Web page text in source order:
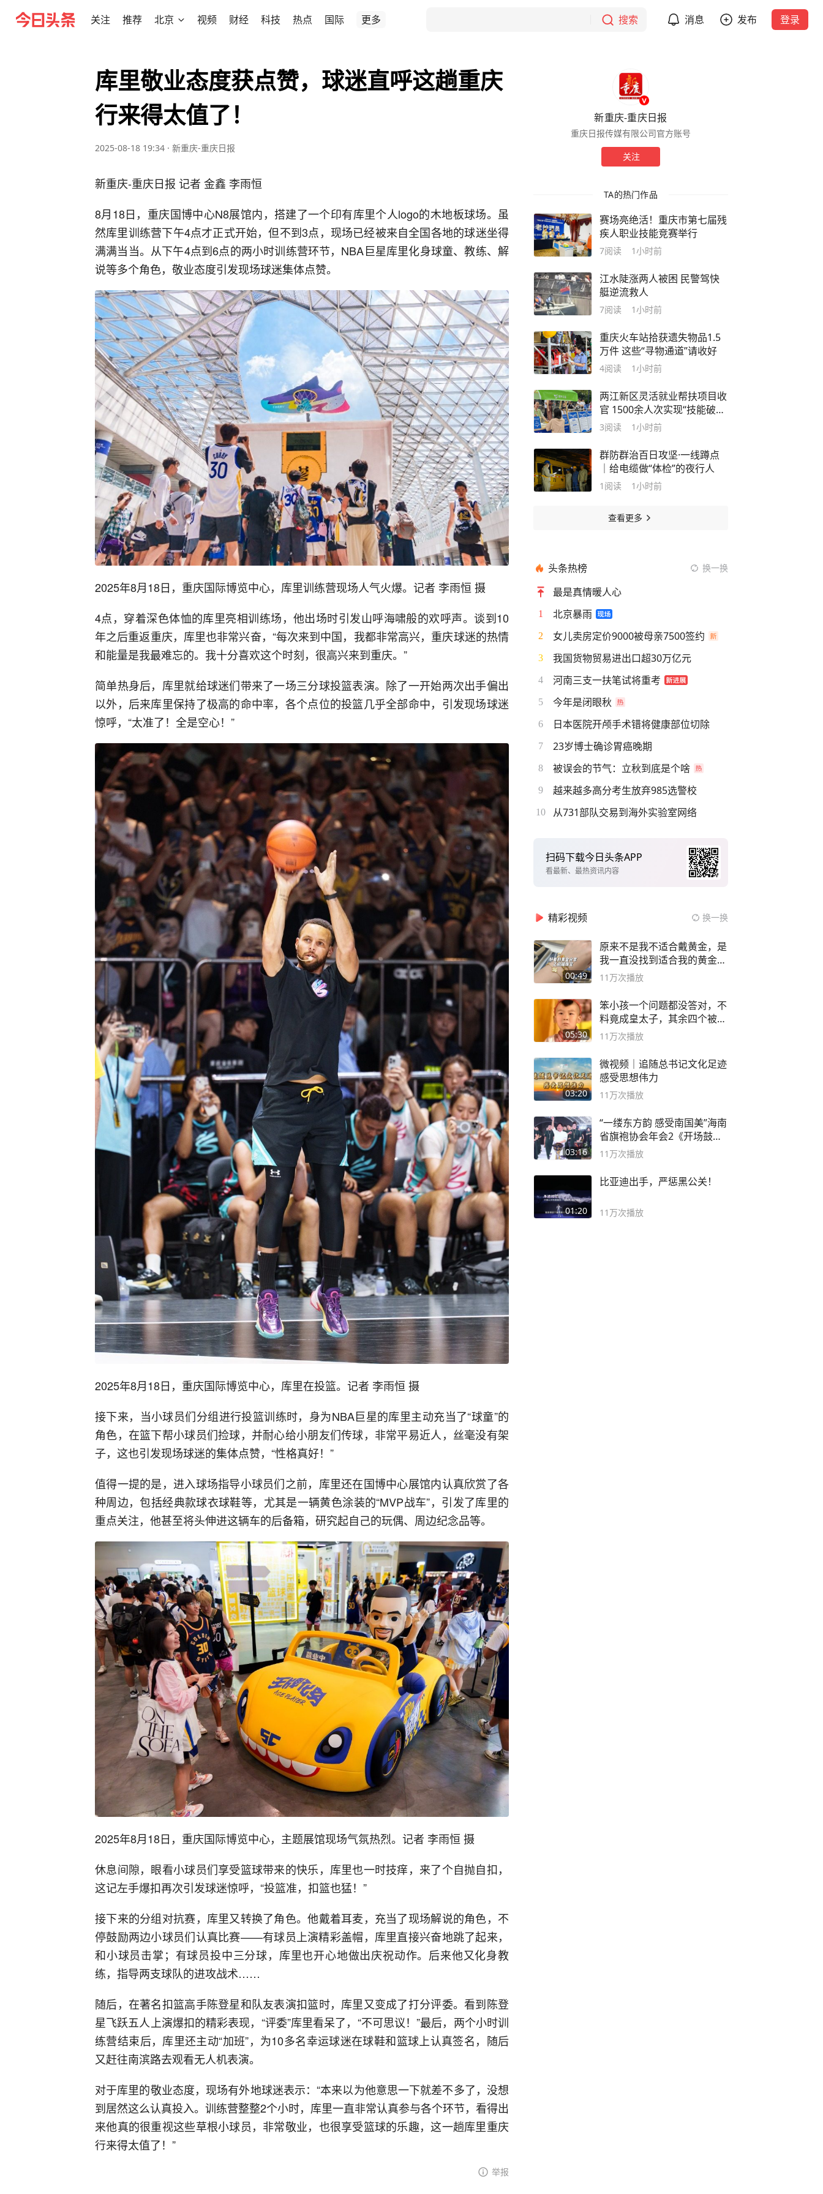
关注 推荐 北京 视频 财经 科技 热点 国际 更多 搜索 消息 发布 登录
库里敬业态度获点赞，球迷直呼这趟重庆
行来得太值了！
2025-08-18 19:34 · 新重庆-重庆日报
新重庆-重庆日报 记者 金鑫 李雨恒
8月18日，重庆国博中心N8展馆内，搭建了一个印有库里个人logo的木地板球场。虽
然库里训练营下午4点才正式开始，但不到3点，现场已经被来自全国各地的球迷坐得
满满当当。从下午4点到6点的两小时训练营环节，NBA巨星库里化身球童、教练、解
说等多个角色，敬业态度引发现场球迷集体点赞。
2025年8月18日，重庆国际博览中心，库里训练营现场人气火爆。记者 李雨恒 摄
4点，穿着深色体恤的库里亮相训练场，他出场时引发山呼海啸般的欢呼声。谈到10
年之后重返重庆，库里也非常兴奋，“每次来到中国，我都非常高兴，重庆球迷的热情
和能量是我最难忘的。我十分喜欢这个时刻，很高兴来到重庆。”
简单热身后，库里就给球迷们带来了一场三分球投篮表演。除了一开始两次出手偏出
以外，后来库里保持了极高的命中率，各个点位的投篮几乎全部命中，引发现场球迷
惊呼，“太准了！全是空心！”
2025年8月18日，重庆国际博览中心，库里在投篮。记者 李雨恒 摄
接下来，当小球员们分组进行投篮训练时，身为NBA巨星的库里主动充当了“球童”的
角色，在篮下帮小球员们捡球，并耐心给小朋友们传球，非常平易近人，丝毫没有架
子，这也引发现场球迷的集体点赞，“性格真好！”
值得一提的是，进入球场指导小球员们之前，库里还在国博中心展馆内认真欣赏了各
种周边，包括经典款球衣球鞋等，尤其是一辆黄色涂装的“MVP战车”，引发了库里的
重点关注，他甚至将头伸进这辆车的后备箱，研究起自己的玩偶、周边纪念品等。
2025年8月18日，重庆国际博览中心，主题展馆现场气氛热烈。记者 李雨恒 摄
休息间隙，眼看小球员们享受篮球带来的快乐，库里也一时技痒，来了个自抛自扣，
这记左手爆扣再次引发球迷惊呼，“投篮准，扣篮也猛！”
接下来的分组对抗赛，库里又转换了角色。他戴着耳麦，充当了现场解说的角色，不
停鼓励两边小球员们认真比赛——有球员上演精彩盖帽，库里直接兴奋地跳了起来，
和小球员击掌；有球员投中三分球，库里也开心地做出庆祝动作。后来他又化身教
练，指导两支球队的进攻战术……
随后，在著名扣篮高手陈登星和队友表演扣篮时，库里又变成了打分评委。看到陈登
星飞跃五人上演爆扣的精彩表现，“评委”库里看呆了，“不可思议！”最后，两个小时训
练营结束后，库里还主动“加班”，为10多名幸运球迷在球鞋和篮球上认真签名，随后
又赶往南滨路去观看无人机表演。
对于库里的敬业态度，现场有外地球迷表示：“本来以为他意思一下就差不多了，没想
到居然这么认真投入。训练营整整2个小时，库里一直非常认真参与各个环节，看得出
来他真的很重视这些草根小球员，非常敬业，也很享受篮球的乐趣，这一趟库里重庆
行来得太值了！”
举报
新重庆-重庆日报
重庆日报传媒有限公司官方账号
关注
TA的热门作品
赛场亮绝活！重庆市第七届残
疾人职业技能竞赛举行
7阅读 1小时前
江水陡涨两人被困 民警驾快
艇逆流救人
7阅读 1小时前
重庆火车站拾获遗失物品1.5
万件 这些“寻物通道”请收好
4阅读 1小时前
两江新区灵活就业帮扶项目收
官 1500余人次实现“技能破
茧”
3阅读 1小时前
群防群治百日攻坚·一线蹲点
｜给电缆做“体检”的夜行人
1 阅读 1小时前
查看更多
头条热榜 换一换
最是真情暖人心
1 北京暴雨
2 女儿卖房定价9000被母亲7500签约
3 我国货物贸易进出口超30万亿元
4 河南三支一扶笔试将重考
5 今年是闭眼秋
6 日本医院开颅手术错将健康部位切除
7 23岁博士确诊胃癌晚期
8 被误会的节气：立秋到底是个啥
9 越来越多高分考生放弃985选警校
10 从731部队交易到海外实验室网络
扫码下载今日头条APP
看最新、最热资讯内容
精彩视频 换一换
00:49
原来不是我不适合戴黄金，是
我一直没找到适合我的黄金
😭
11万次播放
05:30
笨小孩一个问题都没答对，不
料竟成皇太子，其余四个被处
死
11万次播放
03:20
微视频｜追随总书记文化足迹
感受思想伟力
11万次播放
03:16
“一缕东方韵 感受南国美”海南
省旗袍协会年会2《开场鼓》
二团
11万次播放
01:20
比亚迪出手，严惩黑公关！
11万次播放